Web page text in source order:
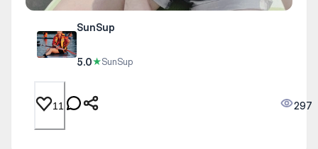
SunSup
5.0★SunSup
11 297